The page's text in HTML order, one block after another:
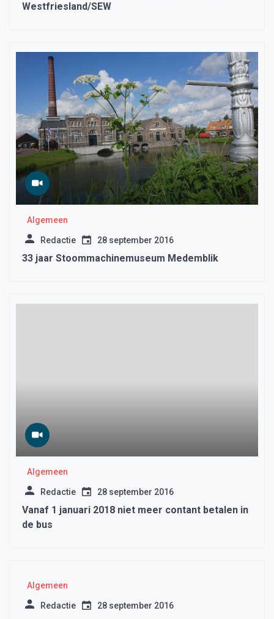
Westfriesland/SEW
Algemeen
Redactie 28 september 2016
33 jaar Stoommachinemuseum Medemblik
Algemeen
Redactie 28 september 2016
Vanaf 1 januari 2018 niet meer contant betalen in
de bus
Algemeen
Redactie 28 september 2016